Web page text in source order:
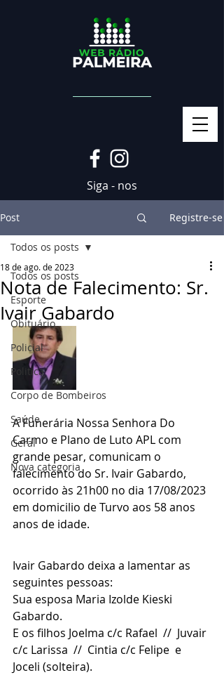
Siga - nos
Post Registre-se
Todos os posts
Esporte
Obituário
Policial
Politica
Corpo de Bombeiros
Saúde
Geral
Nova categoria
Todos os posts
Nota de Falecimento: Sr.
Ivair Gabardo
18 de ago. de 2023
A Funerária Nossa Senhora Do
Carmo e Plano de Luto APL com
grande pesar, comunicam o
falecimento do Sr. Ivair Gabardo,
ocorrido às 21h00 no dia 17/08/2023
em domicilio de Turvo aos 58 anos
anos de idade.
Ivair Gabardo deixa a lamentar as
seguintes pessoas:
Sua esposa Maria Izolde Kieski
Gabardo.
E os filhos Joelma c/c Rafael  //  Juvair
c/c Larissa  //  Cintia c/c Felipe  e
Joceli (solteira).